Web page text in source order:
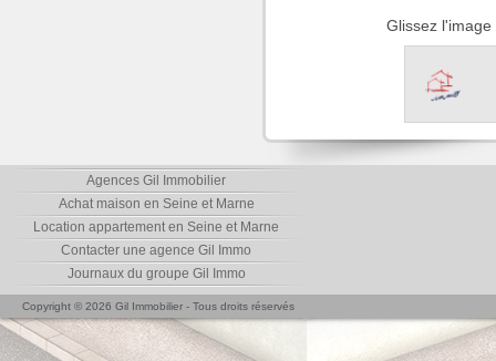
Glissez
Agences Gil Immobilier
Achat maison en Seine et Marne
Location appartement en Seine et Marne
Contacter une agence Gil Immo
Journaux du groupe Gil Immo
Copyright © 2026 Gil Immobilier - Tous droits réservés